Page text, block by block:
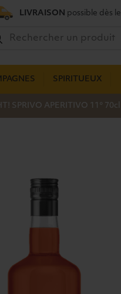
LIVRAISON possible dès le
SPIRITUEUX
SPRIVO APERITIVO 11° 70cl